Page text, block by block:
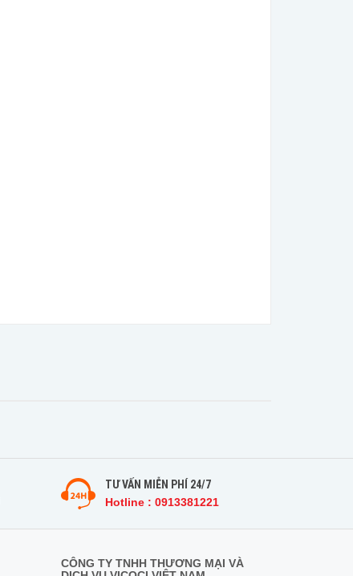
TƯ VẤN MIỄN PHÍ 24/7
Hotline : 0913381221
CÔNG TY TNHH THƯƠNG MẠI VÀ